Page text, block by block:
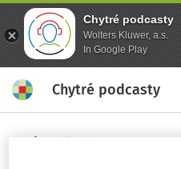
Chytré podcasty
Wolters Kluwer, a.s.
In Google Play
Chytré podcasty